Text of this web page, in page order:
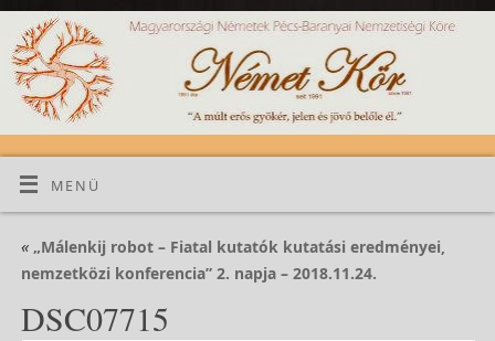
MENÜ
«„Málenkij robot – Fiatal kutatók kutatási eredményei,
nemzetközi konferencia” 2. napja – 2018.11.24.
DSC07715